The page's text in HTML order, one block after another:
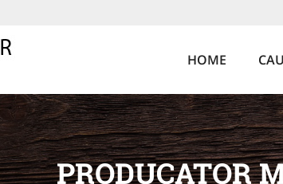
HOME
PRODUCATOR